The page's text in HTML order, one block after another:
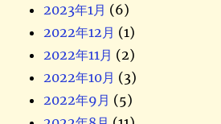
2023年1月 (6)
2022年12月 (1)
2022年11月 (2)
2022年10月 (3)
2022年9月 (5)